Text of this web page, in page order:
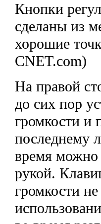
Кнопки
сделаны из
хорошие
CNET.com)
На правой
до сих пор
громкости и
последнему
время можно
рукой.
громкости